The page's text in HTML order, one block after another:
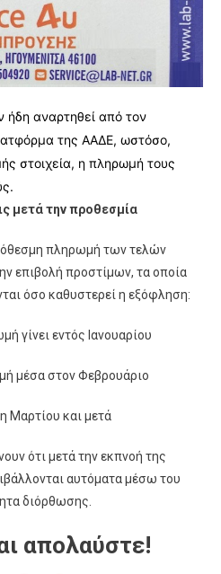
ήδη αναρτηθεί από τον
της ΑΑΔΕ, ωστόσο,
στοιχεία, η πληρωμή τους
μετά την προθεσμία
πληρωμή των τελών
επιβολή προστίμων, τα οποία
όσο καθυστερεί η εξόφληση:
γίνει εντός Ιανουαρίου
μέσα στον Φεβρουάριο
Μαρτίου και μετά
ότι μετά την εκπνοή της
αυτόματα μέσω του
διόρθωσης.
απολαύστε!